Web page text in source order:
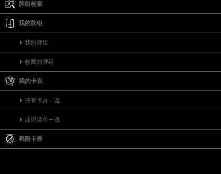
牌组检索
我的牌组
我的牌组
收藏的牌组
我的卡表
持有卡片一览
愿望清单一览
禁限卡表